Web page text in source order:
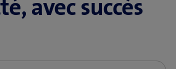
avec succès